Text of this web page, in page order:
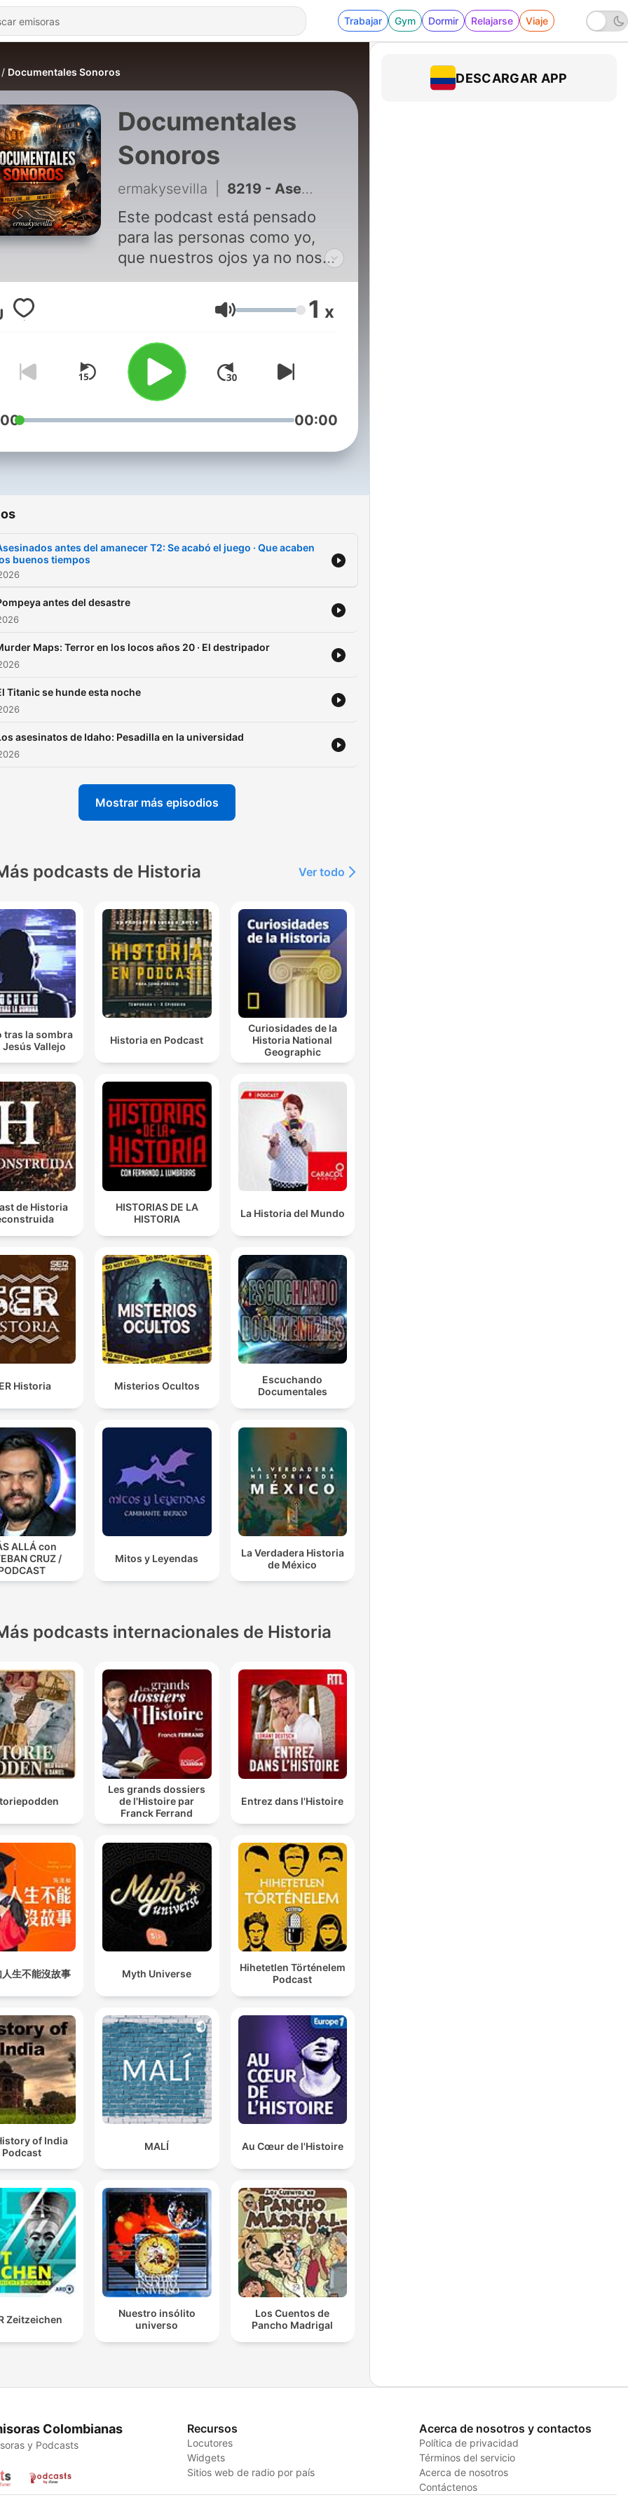
Trabajar Gym Dormir Relajarse Viaje
Documentales Sonoros
Documentales
Sonoros
ermakysevilla 8219 - Asesinados antes del amanecer T2: Se acabó el juego · Que acaben los buenos tiempos
Este podcast está pensado
para las personas como yo,
que nuestros ojos ya no nos
permiten ver lo que uno desea
o le interesa y tienen
curiosidad de aprender y
conocer, también para aquellas
que constantemente están
fuera de casa por su trabajo o
viajan asiduamente y aquellos
que se desplazan en metro, en
medio porque su trabajo así lo
documentales. Todo mi trabajo
altruista y no busco ninguna
ayudo a otras personas. Un
Volumen 1 x
00:00
antes del amanecer T2: Se acabó el juego · Que acaben
buenos tiempos
antes del desastre
Maps: Terror en los locos años 20 · El destripador
Titanic se hunde esta noche
asesinatos de Idaho: Pesadilla en la universidad
Mostrar más episodios
podcasts de Historia Ver todo
tras la sombra
Jesús Vallejo
Historia en Podcast
Curiosidades de la
Historia National
Geographic
de Historia
HISTORIAS DE LA
HISTORIA
La Historia del Mundo
Historia Misterios Ocultos
Escuchando
Documentales
ALLÁ con
CRUZ /
Mitos y Leyendas
La Verdadera Historia
de México
podcasts internacionales de Historia
Les grands dossiers
de l'Histoire par
Franck Ferrand
Entrez dans l'Histoire
生不能沒故事 Myth Universe
Hihetetlen Történelem
Podcast
of India
Podcast
MALÍ Au Cœur de l'Histoire
Zeitzeichen
Nuestro insólito
universo
Los Cuentos de
Pancho Madrigal
DESCARGAR APP
Colombianas
y Podcasts
Recursos
Locutores
Widgets
Sitios web de radio por país
Acerca de nosotros y contactos
Política de privacidad
Términos del servicio
Acerca de nosotros
Contáctenos